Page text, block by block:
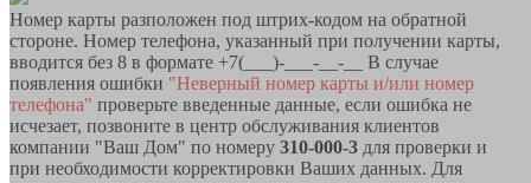
Номер карты разположен под штрих-кодом на обратной
стороне. Номер телефона, указанный при получении карты,
вводится без 8 в формате +7(___)-___-__-__ В случае
появления ошибки "Неверный номер карты и/или номер
телефона" проверьте введенные данные, если ошибка не
исчезает, позвоните в центр обслуживания клиентов
компании "Ваш Дом" по номеру 310-000-3 для проверки и
при необходимости корректировки Ваших данных. Для